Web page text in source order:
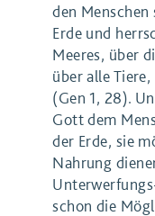
den
Erde und
Meeres, über
über alle
(Gen 1, 28).
Gott dem
der Erde, sie
Nahrung
schon die